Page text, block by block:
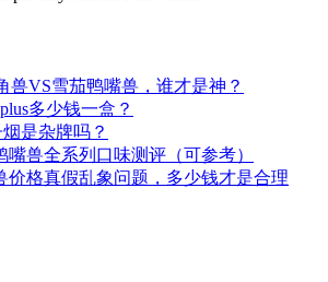
兽VS雪茄鸭嘴兽，谁才是神？
多少钱一盒？
是杂牌吗？
嘴兽全系列口味测评（可参考）
价格真假乱象问题，多少钱才是合理